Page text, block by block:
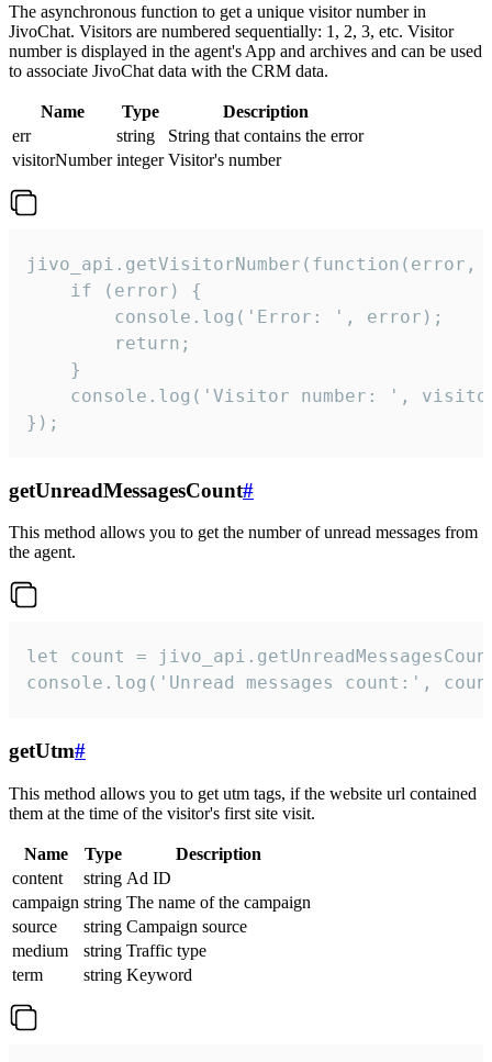
The asynchronous function to get a unique visitor number in
JivoChat. Visitors are numbered sequentially: 1, 2, 3, etc. Visitor
number is displayed in the agent's App and archives and can be used
to associate JivoChat data with the CRM data.
Name Type
Description
err
string
String that contains the error
visitorNumber integer Visitor's number
jivo_api.getVisitorNumber(function(error,
    if (error) {
        console.log('Error: ', error);
        return;
    }
console.log('Visitor number: ',
});
getUnreadMessagesCount#
This method allows you to get the number of unread messages from
the agent.
let count =
console.log('Unread messages count:',
getUtm#
This method allows you to get utm tags, if the website url contained
them at the time of the visitor's first site visit.
Name Type
Description
content
string Ad ID
campaign string The name of the campaign
source
string Campaign source
medium
string Traffic type
term
string Keyword